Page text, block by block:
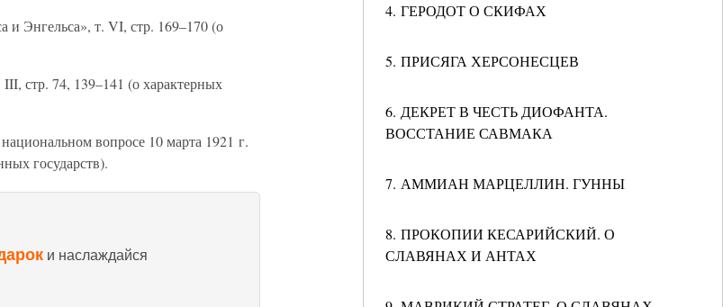
4. ГЕРОДОТ О СКИФАХ
5. ПРИСЯГА ХЕРСОНЕСЦЕВ
6. ДЕКРЕТ В ЧЕСТЬ ДИОФАНТА.
ВОССТАНИЕ САВМАКА
7. АММИАН МАРЦЕЛЛИН. ГУННЫ
8. ПРОКОПИИ КЕСАРИЙСКИЙ. О
СЛАВЯНАХ И АНТАХ
Энгельса», т. VI, стр. 169–170 (о
стр. 74, 139–141 (о характерных
вопросе 10 марта 1921 г.
государств).
и наслаждайся